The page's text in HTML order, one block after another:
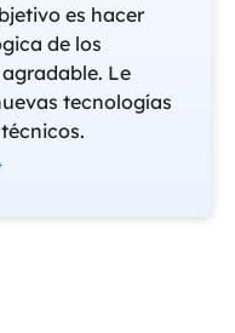
es hacer
de los
Le
tecnologías